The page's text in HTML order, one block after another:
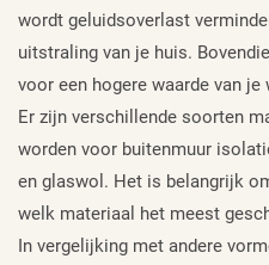
wordt geluidsoverlast
uitstraling van je huis.
voor een hogere waarde van je
Er zijn verschillende soorten
worden voor buitenmuur
en glaswol. Het is belangrijk
welk materiaal het meest
In vergelijking met andere